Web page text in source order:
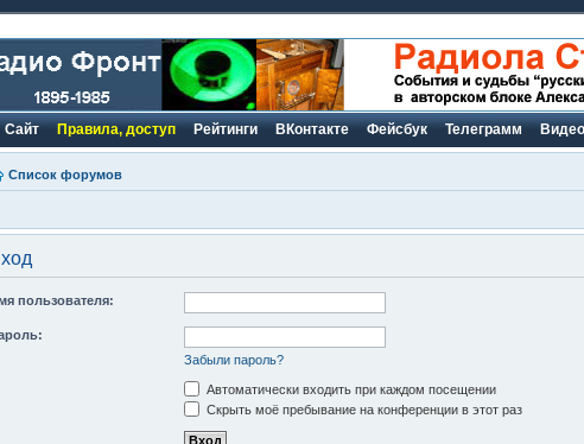
Сайт Правила, доступ Рейтинги ВКонтакте Фейсбук Телеграмм Видео
Список форумов
пользователя:
Забыли пароль?
Автоматически входить при каждом посещении
Скрыть моё пребывание на конференции в этот раз